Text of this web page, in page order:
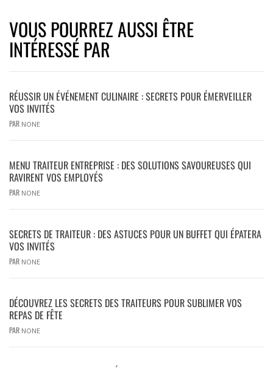
VOUS POURREZ AUSSI ÊTRE
INTÉRESSÉ PAR
RÉUSSIR UN ÉVÉNEMENT CULINAIRE : SECRETS POUR ÉMERVEILLER
VOS INVITÉS
PAR NONE
MENU TRAITEUR ENTREPRISE : DES SOLUTIONS SAVOUREUSES QUI
RAVIRENT VOS EMPLOYÉS
PAR NONE
SECRETS DE TRAITEUR : DES ASTUCES POUR UN BUFFET QUI ÉPATERA
VOS INVITÉS
PAR NONE
DÉCOUVREZ LES SECRETS DES TRAITEURS POUR SUBLIMER VOS
REPAS DE FÊTE
PAR NONE